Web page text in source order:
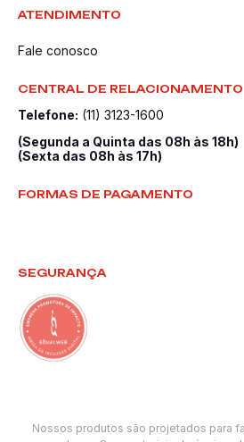
ATENDIMENTO
Fale conosco
CENTRAL DE RELACIONAMENTO
Telefone: (11) 3123-1600
(Segunda a Quinta das 08h às 18h)
(Sexta das 08h às 17h)
FORMAS DE PAGAMENTO
SEGURANÇA
Nossos produtos são projetados para